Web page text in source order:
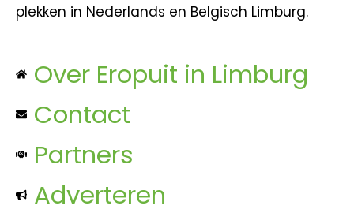
plekken in Nederlands en Belgisch Limburg.
Over Eropuit in Limburg
Contact
Partners
Adverteren